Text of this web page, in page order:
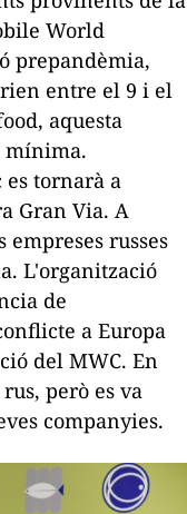
World
prepandèmia,
entre el 9 i el
aquesta
mínima.
tornarà a
Gran Via. A
russes
L'organització
de
a Europa
del MWC. En
però es va
companyies.